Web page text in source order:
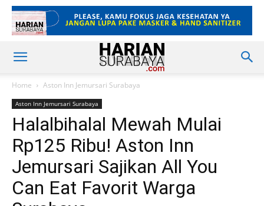
Home Aston Inn Jemursari Surabaya
Aston Inn Jemursari Surabaya
Halalbihalal Mewah Mulai
Rp125 Ribu! Aston Inn
Jemursari Sajikan All You
Can Eat Favorit Warga